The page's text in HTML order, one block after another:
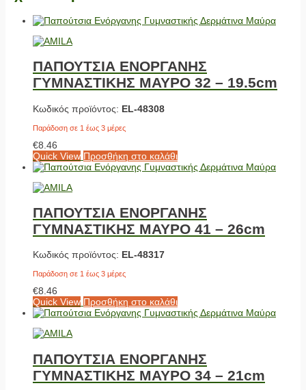
ΠΑΠΟΥΤΣΙΑ ΕΝΟΡΓΑΝΗΣ
ΓΥΜΝΑΣΤΙΚΗΣ ΜΑΥΡΟ 32 – 19.5cm
Κωδικός προϊόντος: EL-48308
Παράδοση σε 1 έως 3 μέρες
€8.46
Quick View Προσθήκη στο καλάθι
ΠΑΠΟΥΤΣΙΑ ΕΝΟΡΓΑΝΗΣ
ΓΥΜΝΑΣΤΙΚΗΣ ΜΑΥΡΟ 41 – 26cm
Κωδικός προϊόντος: EL-48317
Παράδοση σε 1 έως 3 μέρες
€8.46
Quick View Προσθήκη στο καλάθι
ΠΑΠΟΥΤΣΙΑ ΕΝΟΡΓΑΝΗΣ
ΓΥΜΝΑΣΤΙΚΗΣ ΜΑΥΡΟ 34 – 21cm